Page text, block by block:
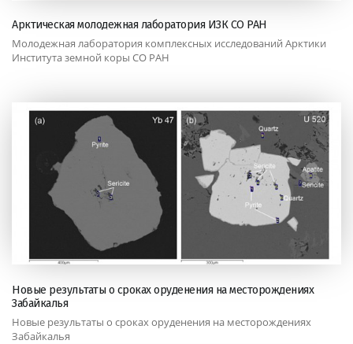
Арктическая молодежная лаборатория ИЗК СО РАН
Молодежная лаборатория комплексных исследований Арктики
Института земной коры СО РАН
Новые результаты о сроках оруденения на месторождениях
Забайкалья
Новые результаты о сроках оруденения на месторождениях
Забайкалья